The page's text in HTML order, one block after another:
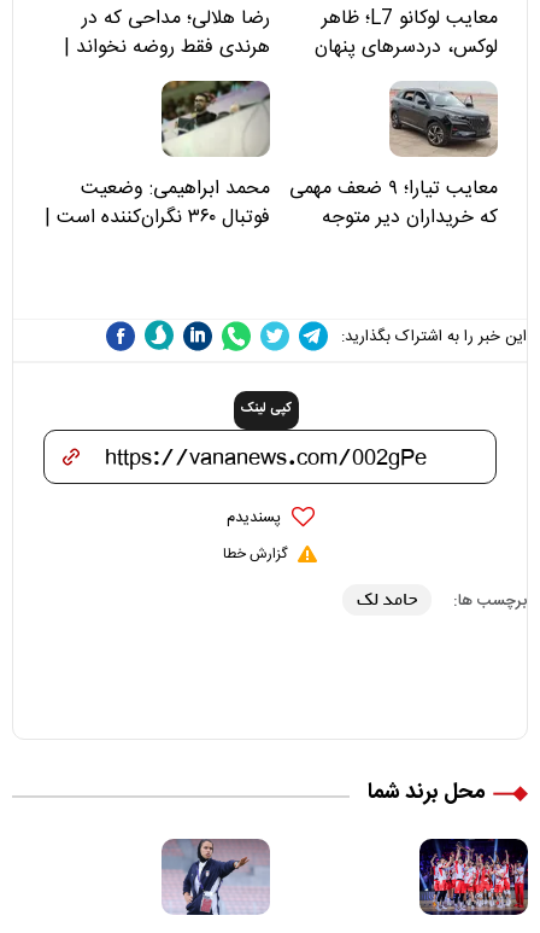
معایب لوکانو L7؛ ظاهر
لوکس، دردسرهای پنهان
رضا هلالی؛ مداحی که در
هرندی فقط روضه نخواند |
مسئولان «تکیه‌گاه آقا مرتضی
علی(ع)» را جدی‌تر ببینند
معایب تیارا؛ ۹ ضعف مهمی
که خریداران دیر متوجه
محمد ابراهیمی: وضعیت
فوتبال ۳۶۰ نگران‌کننده است |
این خبر را به اشتراک بگذارید:
کپی لینک
پسندیدم
گزارش خطا
برچسب ها: حامد لک
محل برند شما